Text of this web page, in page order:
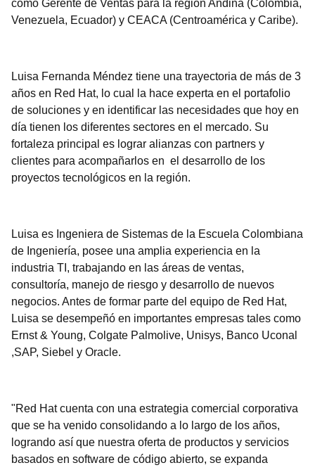
como Gerente de Ventas para la región Andina (Colombia,
Venezuela, Ecuador) y CEACA (Centroamérica y Caribe).
Luisa Fernanda Méndez tiene una trayectoria de más de 3
años en Red Hat, lo cual la hace experta en el portafolio
de soluciones y en identificar las necesidades que hoy en
día tienen los diferentes sectores en el mercado. Su
fortaleza principal es lograr alianzas con partners y
clientes para acompañarlos en el desarrollo de los
proyectos tecnológicos en la región.
Luisa es Ingeniera de Sistemas de la Escuela Colombiana
de Ingeniería, posee una amplia experiencia en la
industria TI, trabajando en las áreas de ventas,
consultoría, manejo de riesgo y desarrollo de nuevos
negocios. Antes de formar parte del equipo de Red Hat,
Luisa se desempeñó en importantes empresas tales como
Ernst & Young, Colgate Palmolive, Unisys, Banco Uconal
,SAP, Siebel y Oracle.
"Red Hat cuenta con una estrategia comercial corporativa
que se ha venido consolidando a lo largo de los años,
logrando así que nuestra oferta de productos y servicios
basados en software de código abierto, se expanda